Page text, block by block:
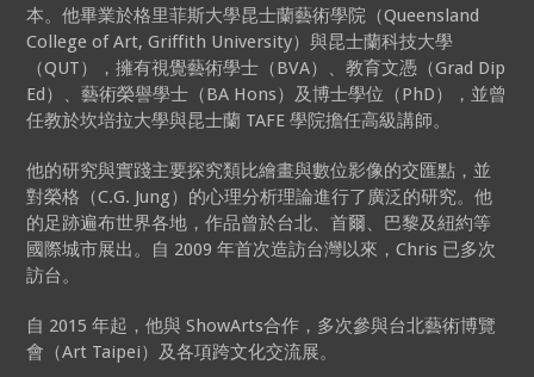
本。他畢業於格里菲斯大學昆士蘭藝術學院（Queensland
College of Art, Griffith University）與昆士蘭科技大學
（QUT），擁有視覺藝術學士（BVA）、教育文憑（Grad Dip
Ed）、藝術榮譽學士（BA Hons）及博士學位（PhD），並曾
任教於坎培拉大學與昆士蘭 TAFE 學院擔任高級講師。
他的研究與實踐主要探究類比繪畫與數位影像的交匯點，並
對榮格（C.G. Jung）的心理分析理論進行了廣泛的研究。他
的足跡遍布世界各地，作品曾於台北、首爾、巴黎及紐約等
國際城市展出。自 2009 年首次造訪台灣以來，Chris 已多次
訪台。
自 2015 年起，他與 ShowArts合作，多次參與台北藝術博覽
會（Art Taipei）及各項跨文化交流展。